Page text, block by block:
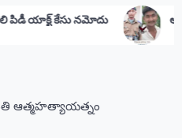
అమర జవాన్‌కు సీఎం జగన్
ఆత్మహత్యాయత్నం